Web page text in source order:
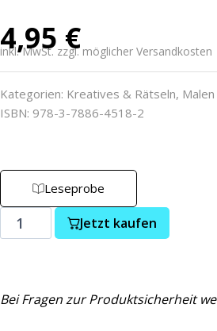
4,95 €
inkl. MwSt. zzgl. möglicher Versandkosten
Kategorien: Kreatives & Rätseln, Malen
ISBN: 978-3-7886-4518-2
Leseprobe
Jetzt kaufen
Bei Fragen zur Produktsicherheit